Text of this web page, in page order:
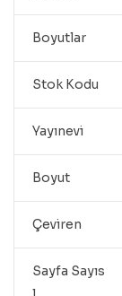
Boyutlar
Stok Kodu
Yayınevi
Boyut
Çeviren
Sayfa Sayıs
ı